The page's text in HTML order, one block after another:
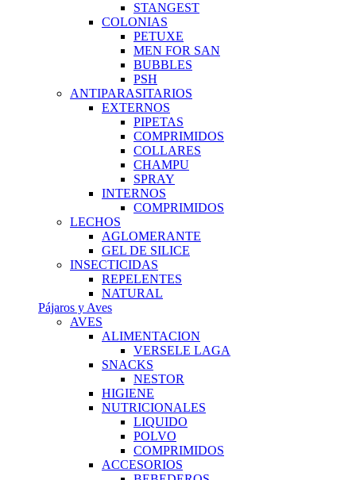
STANGEST
COLONIAS
PETUXE
MEN FOR SAN
BUBBLES
PSH
ANTIPARASITARIOS
EXTERNOS
PIPETAS
COMPRIMIDOS
COLLARES
CHAMPU
SPRAY
INTERNOS
COMPRIMIDOS
LECHOS
AGLOMERANTE
GEL DE SILICE
INSECTICIDAS
REPELENTES
NATURAL
Pájaros y Aves
AVES
ALIMENTACION
VERSELE LAGA
SNACKS
NESTOR
HIGIENE
NUTRICIONALES
LIQUIDO
POLVO
COMPRIMIDOS
ACCESORIOS